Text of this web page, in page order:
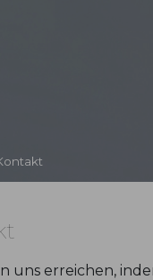
uns erreichen,